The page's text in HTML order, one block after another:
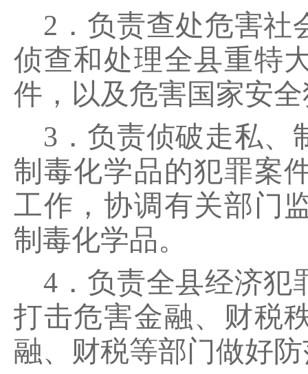
2．负责查处危害社
侦查和处理全县重特
件，以及危害国家安
3．负责侦破走私、
制毒化学品的犯罪案
工作，协调有关部门
制毒化学品。
4．负责全县经济犯
打击危害金融、财税
融、财税等部门做好